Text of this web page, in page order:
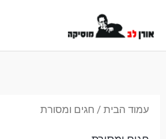
לתוכן
עמוד הבית/ חגים ומסורת